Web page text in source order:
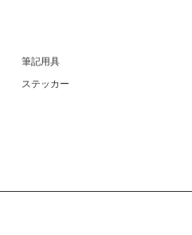
筆記用具
ステッカー